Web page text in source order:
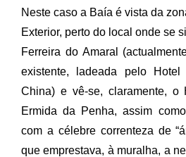
Neste caso a Baía é vista da
Exterior, perto do local onde se
Ferreira do Amaral
existente, ladeada pelo
China) e vê-se, claramente,
Ermida da Penha, assim
com a célebre correnteza de
que emprestava, à muralha, a